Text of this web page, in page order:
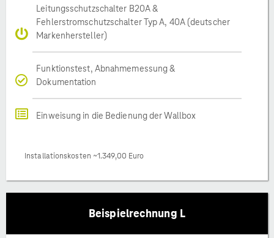
Leitungsschutzschalter B20A &
Fehlerstromschutzschalter Typ A, 40A (deutscher
Markenhersteller)
Funktionstest, Abnahmemessung &
Dokumentation
Einweisung in die Bedienung der Wallbox
Installationskosten ~1.349,00 Euro
Beispielrechnung L